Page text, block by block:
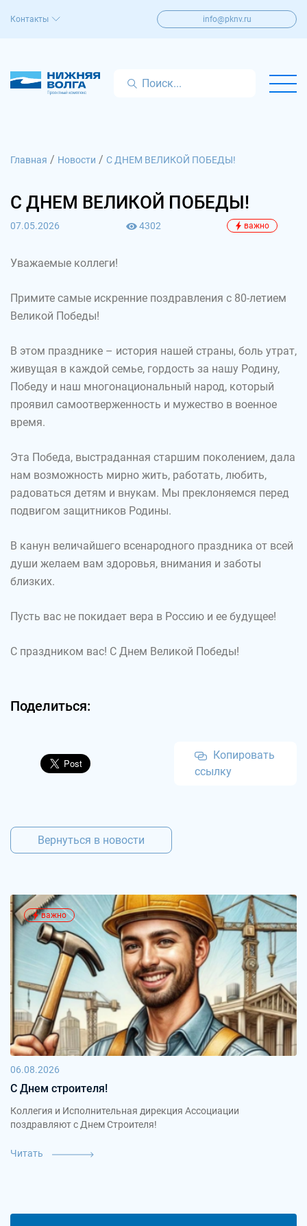
Контакты info@pknv.ru
Главная / Новости / С ДНЕМ ВЕЛИКОЙ ПОБЕДЫ!
С ДНЕМ ВЕЛИКОЙ ПОБЕДЫ!
07.05.2026 4302 важно
Уважаемые коллеги!
Примите самые искренние поздравления с 80-летием
Великой Победы!
В этом празднике – история нашей страны, боль утрат,
живущая в каждой семье, гордость за нашу Родину,
Победу и наш многонациональный народ, который
проявил самоотверженность и мужество в военное
время.
Эта Победа, выстраданная старшим поколением, дала
нам возможность мирно жить, работать, любить,
радоваться детям и внукам. Мы преклоняемся перед
подвигом защитников Родины.
В канун величайшего всенародного праздника от всей
души желаем вам здоровья, внимания и заботы
близких.
Пусть вас не покидает вера в Россию и ее будущее!
С праздником вас! С Днем Великой Победы!
Поделиться:
Копировать
ссылку
Вернуться в новости
важно
06.08.2026
С Днем строителя!
Коллегия и Исполнительная дирекция Ассоциации
поздравляют с Днем Строителя!
Читать